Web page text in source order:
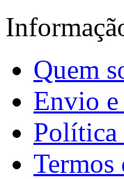
Quem
Envio e
Política
Termos